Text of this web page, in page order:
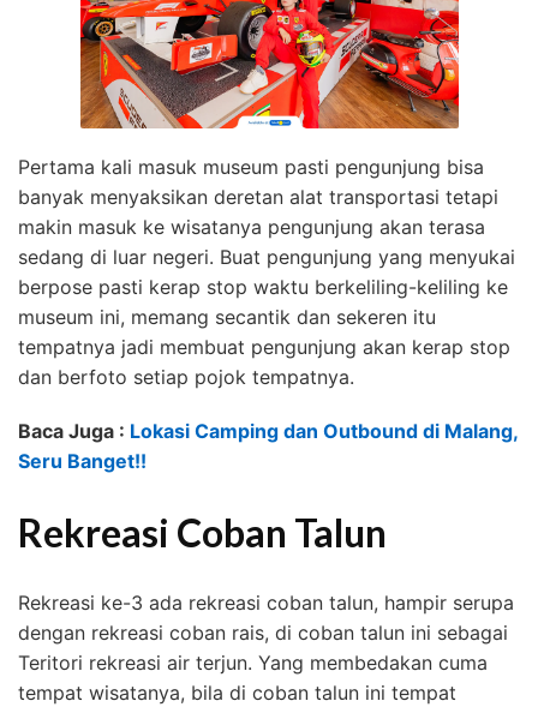
Pertama kali masuk museum pasti pengunjung bisa
banyak menyaksikan deretan alat transportasi tetapi
makin masuk ke wisatanya pengunjung akan terasa
sedang di luar negeri. Buat pengunjung yang menyukai
berpose pasti kerap stop waktu berkeliling-keliling ke
museum ini, memang secantik dan sekeren itu
tempatnya jadi membuat pengunjung akan kerap stop
dan berfoto setiap pojok tempatnya.
Baca Juga : Lokasi Camping dan Outbound di Malang,
Seru Banget!!
Rekreasi Coban Talun
Rekreasi ke-3 ada rekreasi coban talun, hampir serupa
dengan rekreasi coban rais, di coban talun ini sebagai
Teritori rekreasi air terjun. Yang membedakan cuma
tempat wisatanya, bila di coban talun ini tempat